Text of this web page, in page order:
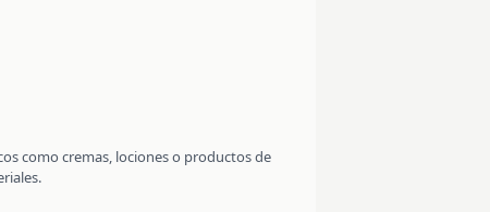
como cremas, lociones o productos de